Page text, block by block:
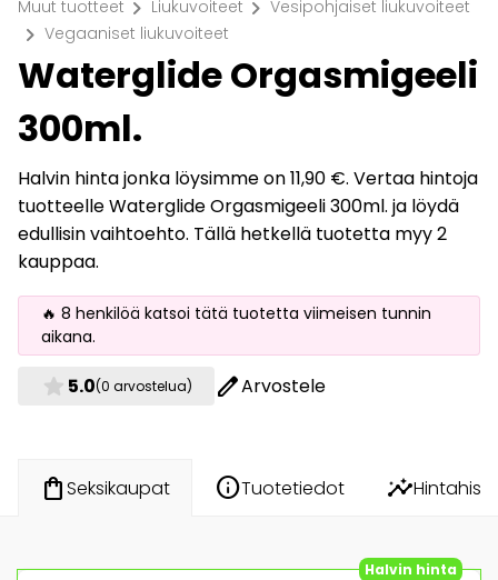
Muut tuotteet chevron_right Liukuvoiteet chevron_right Vesipohjaiset liukuvoiteet
chevron_right Vegaaniset liukuvoiteet
Waterglide Orgasmigeeli
300ml.
Halvin hinta jonka löysimme on 11,90 €. Vertaa hintoja
tuotteelle Waterglide Orgasmigeeli 300ml. ja löydä
edullisin vaihtoehto. Tällä hetkellä tuotetta myy 2
kauppaa.
🔥 8 henkilöä katsoi tätä tuotetta viimeisen tunnin
aikana.
star 5.0(0 arvostelua) editArvostele
shopping_bagSeksikaupat infoTuotetiedot insights
Halvin hinta